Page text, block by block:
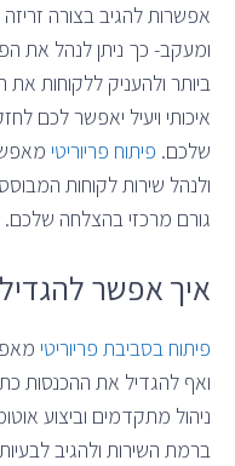
אפשרות להגיב בצורה
ומעקב- כך ניתן לנהל את
ביותר ולהעניק ללקוחות
איכותי ויעיל יאפשר לכם
שלכם. פיתוח פריוריטי
ולנהל שירות לקוחות
גורם מרכזי בהצלחה שלכם.
איך אפשר
פיתוח בסביבת פריוריטי
ואף להגדיל את ההכנסות
ניהול מתקדמים וביצוע
ברמת השירות ולהגיב